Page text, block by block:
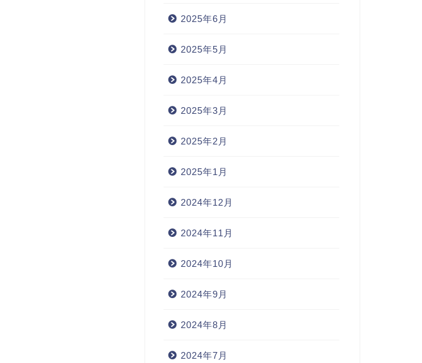
2025年6月
2025年5月
2025年4月
2025年3月
2025年2月
2025年1月
2024年12月
2024年11月
2024年10月
2024年9月
2024年8月
2024年7月